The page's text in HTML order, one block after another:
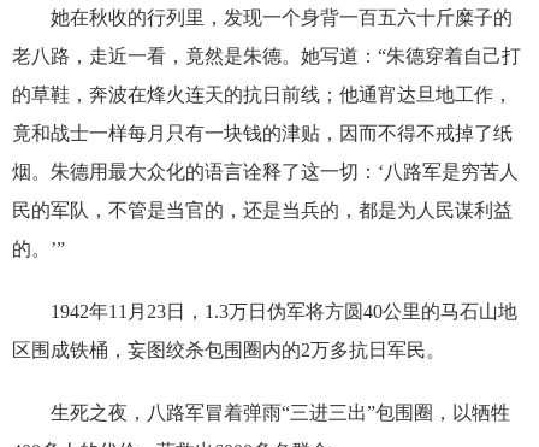
她在秋收的行列里，发现一个身背一百五六十斤糜子的
老八路，走近一看，竟然是朱德。她写道：“朱德穿着自己打
的草鞋，奔波在烽火连天的抗日前线；他通宵达旦地工作，
竟和战士一样每月只有一块钱的津贴，因而不得不戒掉了纸
烟。朱德用最大众化的语言诠释了这一切：‘八路军是穷苦人
民的军队，不管是当官的，还是当兵的，都是为人民谋利益
的。’”
1942年11月23日，1.3万日伪军将方圆40公里的马石山地
区围成铁桶，妄图绞杀包围圈内的2万多抗日军民。
生死之夜，八路军冒着弹雨“三进三出”包围圈，以牺牲